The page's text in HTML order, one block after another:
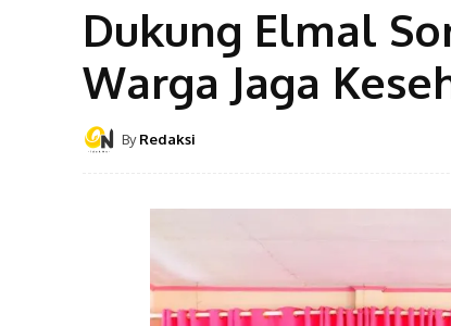
Dukung Elmal
Warga Jaga
By Redaksi